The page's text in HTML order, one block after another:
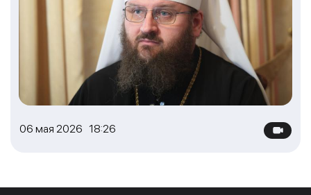
06 мая 2026 18:26